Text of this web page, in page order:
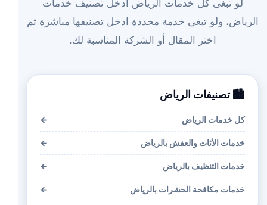
لو تبغى كل خدمات الرياض ادخل تصنيف خدمات
الرياض، ولو تبغى خدمة محددة ادخل تصنيفها مباشرة ثم
اختر المقال أو الشركة المناسبة لك.
🏙️ تصنيفات الرياض
كل خدمات الرياض ←
خدمات الأثاث والعفش بالرياض ←
خدمات التنظيف بالرياض ←
خدمات مكافحة الحشرات بالرياض ←